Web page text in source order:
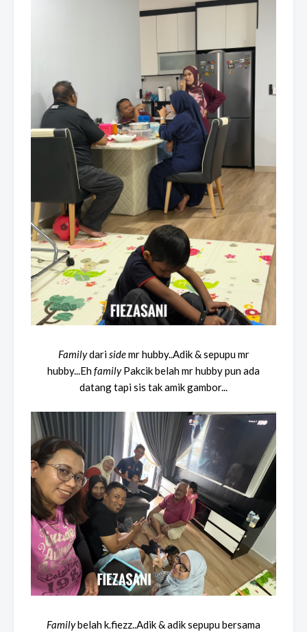
Familydari sidemr hubby..Adik & sepupu mr
hubby...EhfamilyPakcik belah mr hubby pun ada
datang tapi sis tak amik gambor...
Familybelahk.fiezz..Adik & adik sepupu bersama